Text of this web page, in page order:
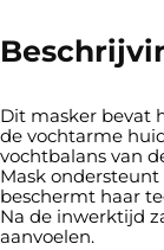
Dit masker bevat
de vochtarme
vochtbalans van
Mask
beschermt haar
Na de inwerktijd
aanvoelen.